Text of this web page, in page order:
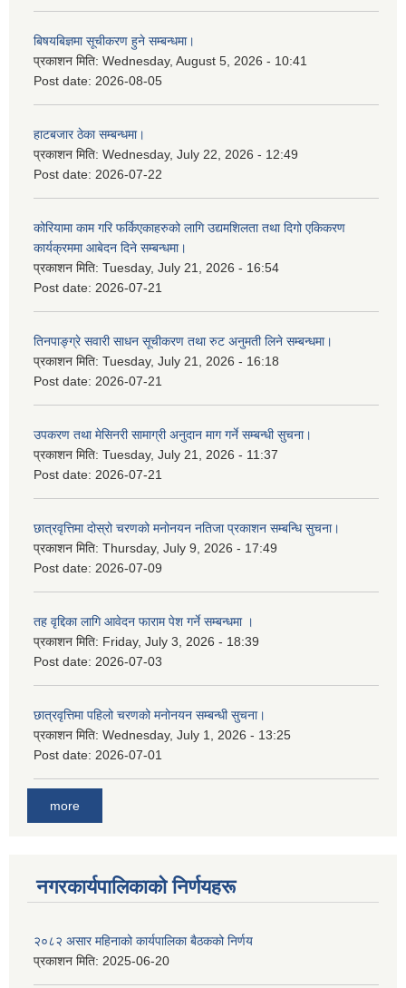
बिषयबिज्ञमा सूचीकरण हुने सम्बन्धमा।
प्रकाशन मिति: Wednesday, August 5, 2026 - 10:41
Post date: 2026-08-05
हाटबजार ठेका सम्बन्धमा।
प्रकाशन मिति: Wednesday, July 22, 2026 - 12:49
Post date: 2026-07-22
कोरियामा काम गरि फर्किएकाहरुको लागि उद्यमशिलता तथा दिगो एकिकरण
कार्यक्रममा आबेदन दिने सम्बन्धमा।
प्रकाशन मिति: Tuesday, July 21, 2026 - 16:54
Post date: 2026-07-21
तिनपाङ्ग्रे सवारी साधन सूचीकरण तथा रुट अनुमती लिने सम्बन्धमा।
प्रकाशन मिति: Tuesday, July 21, 2026 - 16:18
Post date: 2026-07-21
उपकरण तथा मेसिनरी सामाग्री अनुदान माग गर्ने सम्बन्धी सुचना।
प्रकाशन मिति: Tuesday, July 21, 2026 - 11:37
Post date: 2026-07-21
छात्रवृत्तिमा दोस्रो चरणको मनोनयन नतिजा प्रकाशन सम्बन्धि सुचना।
प्रकाशन मिति: Thursday, July 9, 2026 - 17:49
Post date: 2026-07-09
तह वृद्दिका लागि आवेदन फाराम पेश गर्ने सम्बन्धमा ।
प्रकाशन मिति: Friday, July 3, 2026 - 18:39
Post date: 2026-07-03
छात्रवृत्तिमा पहिलो चरणको मनोनयन सम्बन्धी सुचना।
प्रकाशन मिति: Wednesday, July 1, 2026 - 13:25
Post date: 2026-07-01
more
नगरकार्यपालिकाकाे निर्णयहरू
२०८२ असार महिनाको कार्यपालिका बैठकको निर्णय
प्रकाशन मिति: 2025-06-20